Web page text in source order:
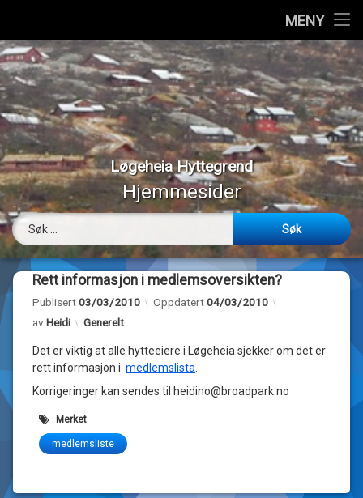
MENY
Vedtekter
Styremedlemmer
Medlemmer
Værmeldinger
Panoramabilder
Bilder
Webkamera
Om…
Hopp
til
innhold
Løgeheia Hyttegrend
Hjemmesider
Rett informasjon i medlemsoversikten?
Publisert03/03/2010 Oppdatert04/03/2010
avHeidi Kategorier:
Generelt
Det er viktig at alle hytteeiere i Løgeheia sjekker om det er
rett informasjon i medlemslista
Korrigeringer kan sendes til heidino@broadpark.no
Merket
medlemsliste